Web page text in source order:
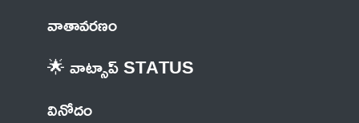
వాతావరణం
🌟 వాట్సాప్ STATUS
వినోదం